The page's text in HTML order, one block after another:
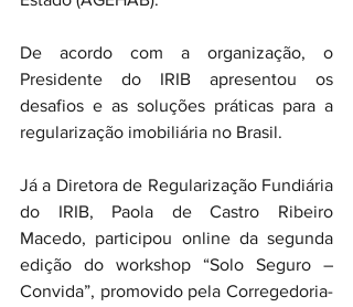
De acordo com a organização, o
Presidente do IRIB apresentou os
desafios e as soluções práticas para a
regularização imobiliária no Brasil.
Já a Diretora de Regularização Fundiária
do IRIB, Paola de Castro Ribeiro
Macedo, participou online da segunda
edição do workshop “Solo Seguro –
Convida”, promovido pela Corregedoria-